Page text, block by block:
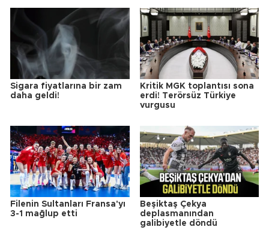
Sigara fiyatlarına bir zam
daha geldi!
Kritik MGK toplantısı sona
erdi! Terörsüz Türkiye
vurgusu
Filenin Sultanları Fransa'yı
3-1 mağlup etti
Beşiktaş Çekya
deplasmanından
galibiyetle döndü